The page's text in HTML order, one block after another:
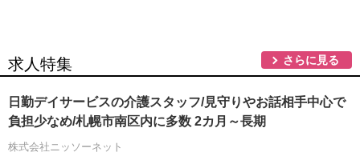
求人特集 さらに見る
日勤デイサービスの介護スタッフ/見守りやお話相手中心で
負担少なめ/札幌市南区内に多数 2カ月～長期
株式会社ニッソーネット